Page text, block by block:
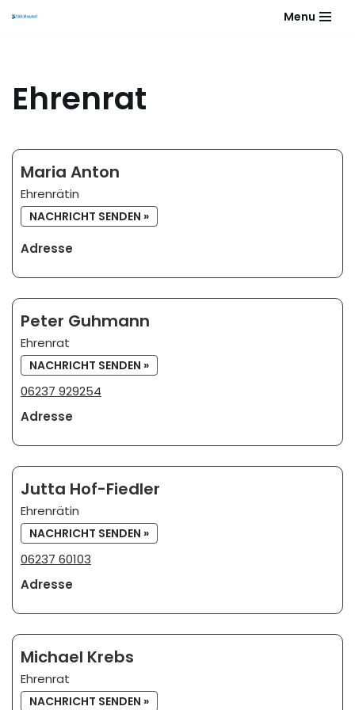
Menu
Ehrenrat
Maria Anton
Ehrenrätin
NACHRICHT SENDEN »
Adresse
Peter Guhmann
Ehrenrat
NACHRICHT SENDEN »
06237 929254
Adresse
Jutta Hof-Fiedler
Ehrenrätin
NACHRICHT SENDEN »
06237 60103
Adresse
Michael Krebs
Ehrenrat
NACHRICHT SENDEN »